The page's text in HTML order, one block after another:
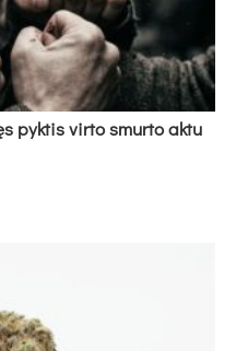
pyk­tis vir­to smur­to ak­tu